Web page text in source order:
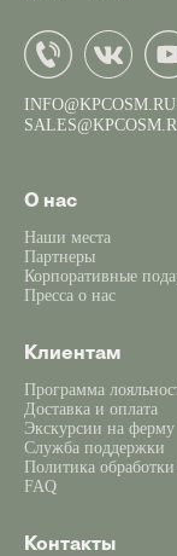
INFO@KPCOSM.RU
О нас
Наши места
Партнеры
Корпоративные
Пресса о нас
Клиентам
Программа
Доставка и оплата
Экскурсии на ферму
Служба поддержки
Политика
FAQ
Контакты